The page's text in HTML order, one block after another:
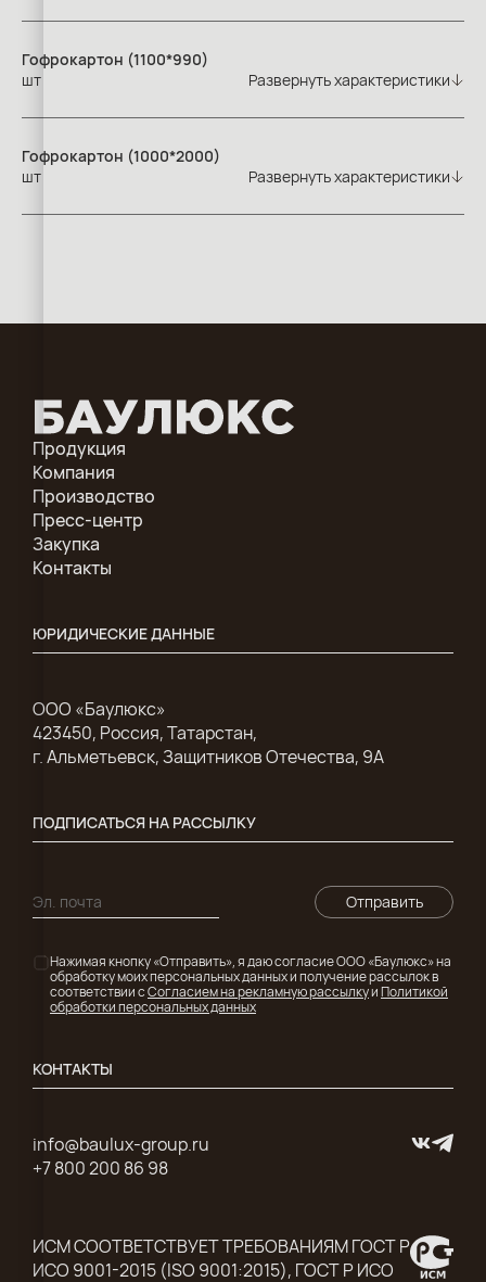
Гофрокартон (1100*990)
шт
Развернуть характеристики
Гофрокартон (1000*2000)
шт
Развернуть характеристики
Продукция
Компания
Производство
Пресс-центр
Закупка
Контакты
ЮРИДИЧЕСКИЕ ДАННЫЕ
ООО «Баулюкс»
423450, Россия, Татарстан,
г. Альметьевск, Защитников Отечества, 9А
ПОДПИСАТЬСЯ НА РАССЫЛКУ
Отправить
Нажимая кнопку «Отправить», я даю согласие ООО «Баулюкс» на
обработку моих персональных данных и получение рассылок в
соответствии сСогласием на рекламную рассылкуиПолитикой
обработки персональных данных
КОНТАКТЫ
info@baulux-group.ru
+7 800 200 86 98
ИСМ СООТВЕТСТВУЕТ ТРЕБОВАНИЯМ ГОСТ Р
ИСО 9001-2015 (ISO 9001:2015), ГОСТ Р ИСО